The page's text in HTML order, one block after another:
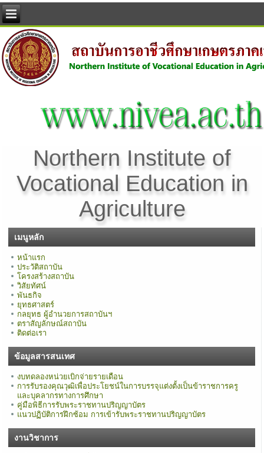
Northern Institute of
Vocational Education in
Agriculture
เมนูหลัก
หน้าแรก
ประวัติสถาบัน
โครงสร้างสถาบัน
วิสัยทัศน์
พันธกิจ
ยุทธศาสตร์
กลยุทธ ผู้อำนวยการสถาบันฯ
ตราสัญลักษณ์สถาบัน
ติดต่อเรา
ข้อมูลสารสนเทศ
งบทดลองหน่วยเบิกจ่ายรายเดือน
การรับรองคุณวุฒิเพื่อประโยชน์ในการบรรจุแต่งตั้งเป็นข้าราชการครู
และบุคลากรทางการศึกษา
คู่มือพิธีการรับพระราชทานปริญญาบัตร
แนวปฏิบัติการฝึกซ้อม การเข้ารับพระราชทานปริญญาบัตร
งานวิชาการ